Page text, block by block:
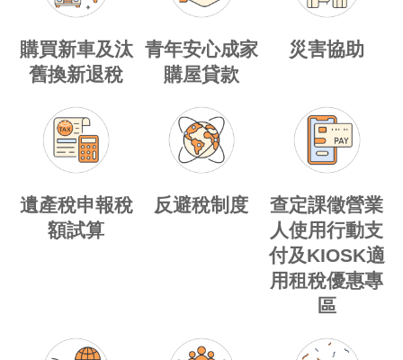
購買新車及汰
舊換新退稅
青年安心成家
購屋貸款
災害協助
遺產稅申報稅
額試算
反避稅制度
查定課徵營業
人使用行動支
付及KIOSK適
用租稅優惠專
區